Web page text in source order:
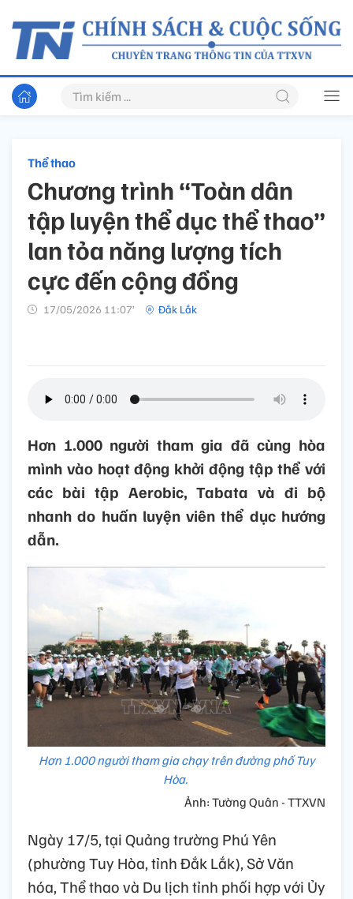
Thể thao
Chương trình “Toàn dân
tập luyện thể dục thể thao”
lan tỏa năng lượng tích
cực đến cộng đồng
17/05/2026 11:07’ Đắk Lắk
Hơn 1.000 người tham gia đã cùng hòa
mình vào hoạt động khởi động tập thể với
các bài tập Aerobic, Tabata và đi bộ
nhanh do huấn luyện viên thể dục hướng
dẫn.
Hơn 1.000 người tham gia chạy trên đường phố Tuy
Hòa.
Ảnh: Tường Quân - TTXVN
Ngày 17/5, tại Quảng trường Phú Yên
(phường Tuy Hòa, tỉnh Đắk Lắk), Sở Văn
hóa, Thể thao và Du lịch tỉnh phối hợp với Ủy